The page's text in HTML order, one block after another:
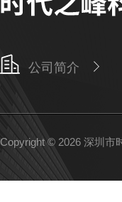
公司简介
Copyright © 2026 深圳市